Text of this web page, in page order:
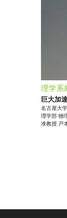
理学系
巨大加
名古屋大学
理学部 物
准教授 戸